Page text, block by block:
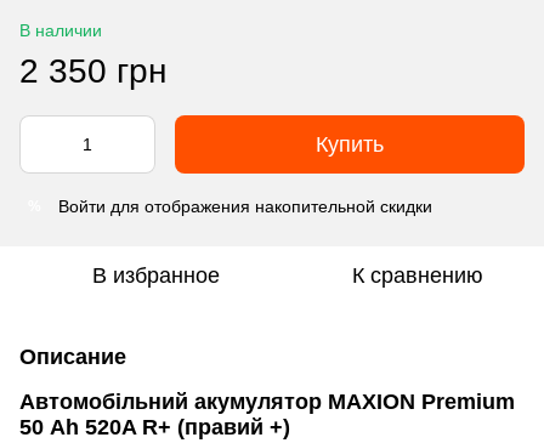
В наличии
2 350 грн
Купить
Войти для отображения накопительной скидки
В избранное К сравнению
Описание
Автомобільний акумулятор MAXION Premium
50 Аh 520A R+ (правий +)